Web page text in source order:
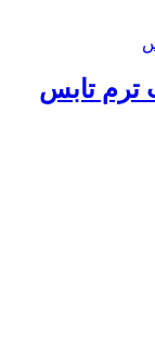
ترم تابس